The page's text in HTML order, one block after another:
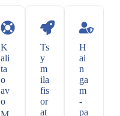
K
ali
ta
o
av
o
Ts
y
m
ila
fis
or
at
H
ai
n
ga
m
-
pa